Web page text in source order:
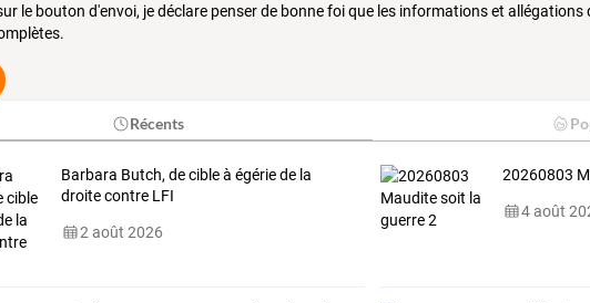
le bouton d'envoi, je déclare penser de bonne foi que les informations et
Récents
Barbara Butch, de cible à égérie de la
droite contre LFI
2 août 2026
20260803
4 août